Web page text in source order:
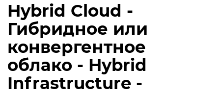
Hybrid Cloud -
Гибридное или
конвергентное
облако - Hybrid
Infrastructure -